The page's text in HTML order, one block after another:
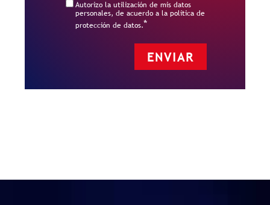
Autorizo la utilización de mis datos
personales, de acuerdo a la política de
protección de datos.*